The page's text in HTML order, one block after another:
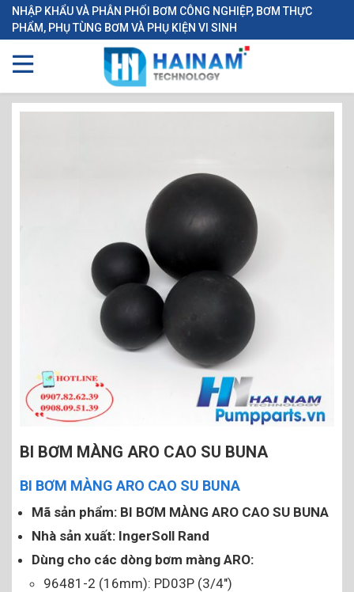
NHẬP KHẨU VÀ PHÂN PHỐI BƠM CÔNG NGHIỆP, BƠM THỰC
PHẨM, PHỤ TÙNG BƠM VÀ PHỤ KIỆN VI SINH
BI BƠM MÀNG ARO CAO SU BUNA
BI BƠM MÀNG ARO CAO SU BUNA
Mã sản phẩm: BI BƠM MÀNG ARO CAO SU BUNA
Nhà sản xuất: IngerSoll Rand
Dùng cho các dòng bơm màng ARO:
96481-2 (16mm): PD03P (3/4″)